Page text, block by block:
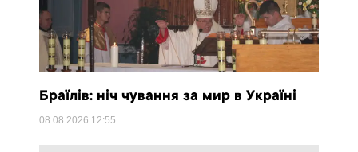
Браїлів: ніч чування за мир в Україні
08.08.2026 12:55